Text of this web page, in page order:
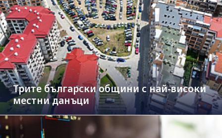
Трите български общини с най-високи
местни данъци